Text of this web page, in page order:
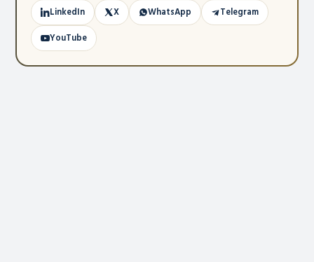
LinkedIn X WhatsApp
Telegram
YouTube